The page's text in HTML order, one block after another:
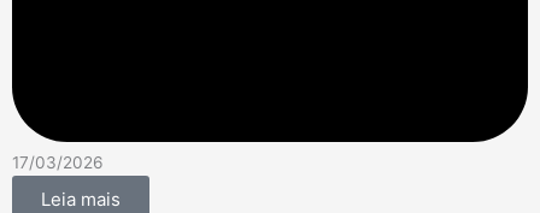
17/03/2026
Leia mais